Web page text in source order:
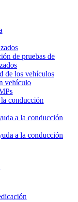
de pruebas de
de los vehículos
vehículo
la conducción
a la conducción
a la conducción